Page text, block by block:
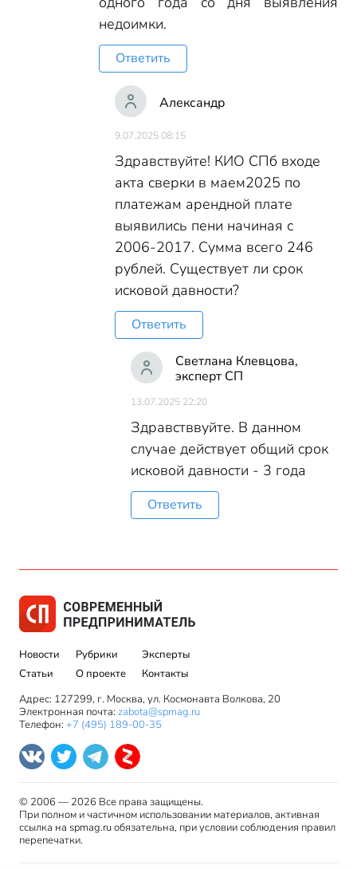
недоимки.
Ответить
Александр
9.07.2025 08:15
Здравствуйте! КИО СПб входе
акта сверки в маем2025 по
платежам арендной плате
выявились пени начиная с
2006-2017. Сумма всего 246
рублей. Существует ли срок
исковой давности?
Ответить
Светлана Клевцова,
эксперт СП
13.07.2025 22:20
Здравстввуйте. В данном
случае действует общий срок
исковой давности - 3 года
Ответить
Новости
Статьи
Рубрики
О проекте
Эксперты
Контакты
Адрес: 127299, г. Москва, ул. Космонавта Волкова, 20
Электронная почта: zabota@spmag.ru
Телефон: +7 (495) 189-00-35
© 2006 — 2026 Все права защищены.
При полном и частичном использовании материалов, активная
ссылка на spmag.ru обязательна, при условии соблюдения правил
перепечатки.